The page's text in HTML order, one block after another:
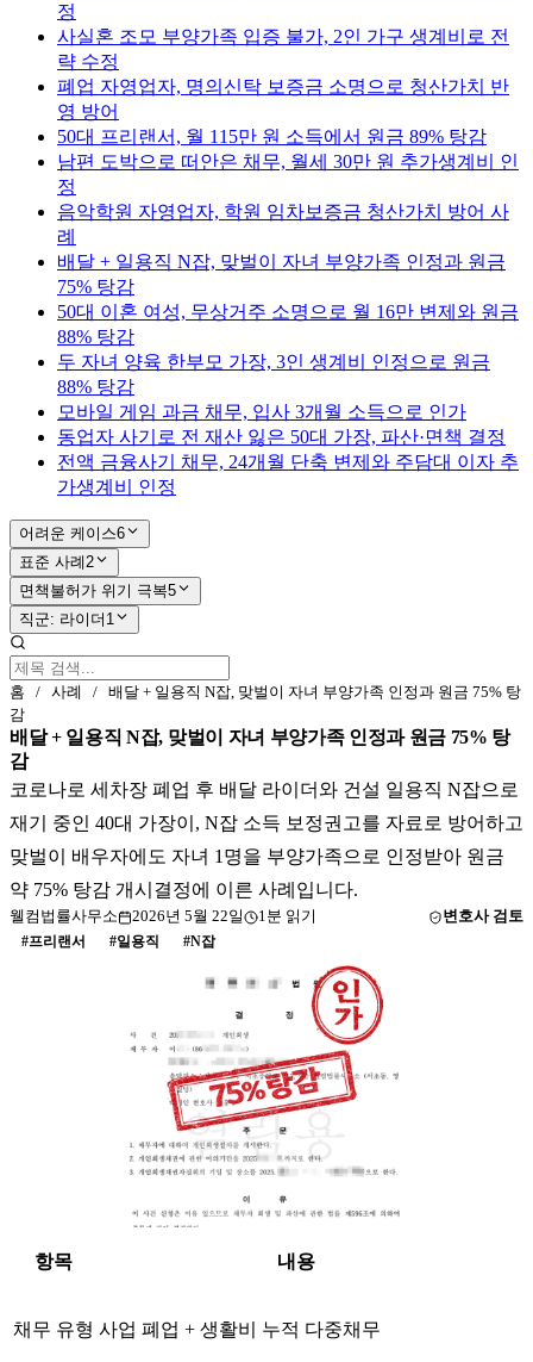
정
사실혼 조모 부양가족 입증 불가, 2인 가구 생계비로 전
략 수정
폐업 자영업자, 명의신탁 보증금 소명으로 청산가치 반
영 방어
50대 프리랜서, 월 115만 원 소득에서 원금 89% 탕감
남편 도박으로 떠안은 채무, 월세 30만 원 추가생계비 인
정
음악학원 자영업자, 학원 임차보증금 청산가치 방어 사
례
배달 + 일용직 N잡, 맞벌이 자녀 부양가족 인정과 원금
75% 탕감
50대 이혼 여성, 무상거주 소명으로 월 16만 변제와 원금
88% 탕감
두 자녀 양육 한부모 가장, 3인 생계비 인정으로 원금
88% 탕감
모바일 게임 과금 채무, 입사 3개월 소득으로 인가
동업자 사기로 전 재산 잃은 50대 가장, 파산·면책 결정
전액 금융사기 채무, 24개월 단축 변제와 주담대 이자 추
가생계비 인정
어려운 케이스6
표준 사례2
면책불허가 위기 극복5
직군: 라이더 1
홈 / 사례 / 배달 + 일용직 N잡, 맞벌이 자녀 부양가족 인정과 원금 75% 탕
감
배달 + 일용직 N잡, 맞벌이 자녀 부양가족 인정과 원금 75% 탕
감
코로나로 세차장 폐업 후 배달 라이더와 건설 일용직 N잡으로
재기 중인 40대 가장이, N잡 소득 보정권고를 자료로 방어하고
맞벌이 배우자에도 자녀 1명을 부양가족으로 인정받아 원금
약 75% 탕감 개시결정에 이른 사례입니다.
웰컴법률사무소 2026년 5월 22일 1분 읽기
변호사 검토
#프리랜서 #일용직 #N잡
항목 내용
채무 유형 사업 폐업 + 생활비 누적 다중채무